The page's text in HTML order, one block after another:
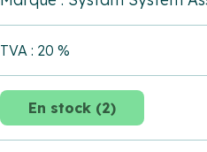
TVA : 20 %
En stock (2)